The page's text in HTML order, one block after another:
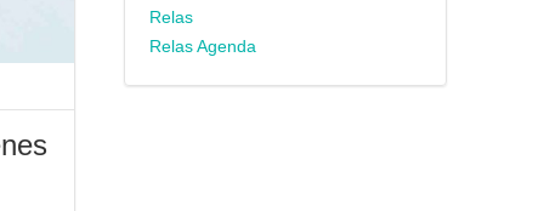
Relas
Relas Agenda